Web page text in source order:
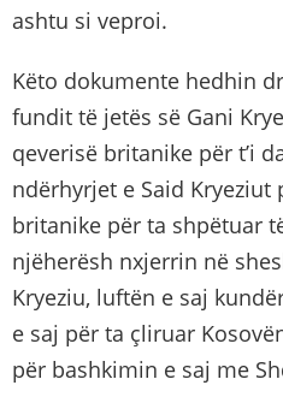
ashtu si veproi.
Këto dokumente hedhin
fundit të jetës së Gani
qeverisë britanike për t’i
ndërhyrjet e Said Kryeziut
britanike për ta shpëtuar
njëherësh nxjerrin në
Kryeziu, luftën e saj
e saj për ta çliruar
për bashkimin e saj me